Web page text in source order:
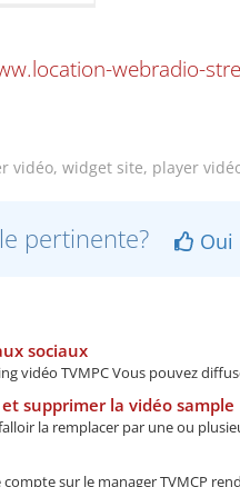
webradio-
widget site, player
pertinente? Oui
sociaux
vidéo TVMPC Vous pouvez
supprimer la vidéo sample
la remplacer par une ou
sur le manager TVMCP